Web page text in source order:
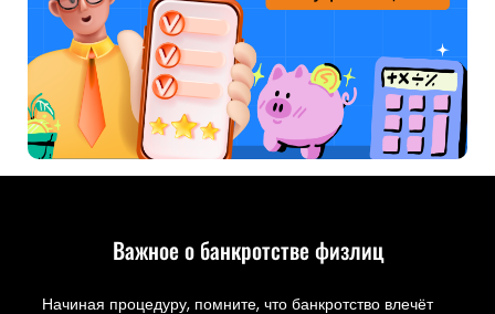
Важное о банкротстве физлиц
Начиная процедуру, помните, что банкротство влечёт